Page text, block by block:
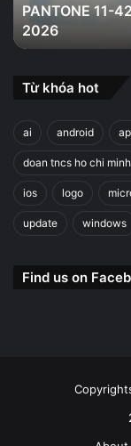
năm
2026
PANTONE 11-
2026
Từ khóa hot
ai android
doan tncs ho chi minh
ios logo
update windows
Find us on